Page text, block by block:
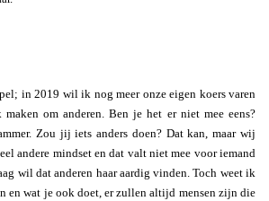
in 2019 wil ik nog meer onze eigen koers varen
om anderen. Ben je het er niet mee eens?
Zou jij iets anders doen? Dat kan, maar wij
andere mindset en dat valt niet mee voor iemand
wil dat anderen haar aardig vinden. Toch weet ik
en wat je ook doet, er zullen altijd mensen zijn die